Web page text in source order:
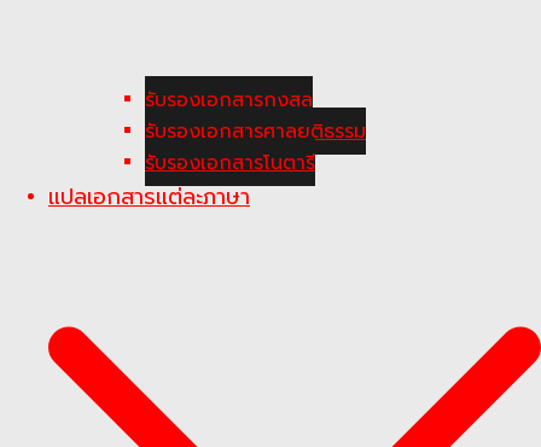
รับรองเอกสารกงสุล
รับรองเอกสารศาลยุติธรรม
รับรองเอกสารโนตารี
แปลเอกสารแต่ละภาษา